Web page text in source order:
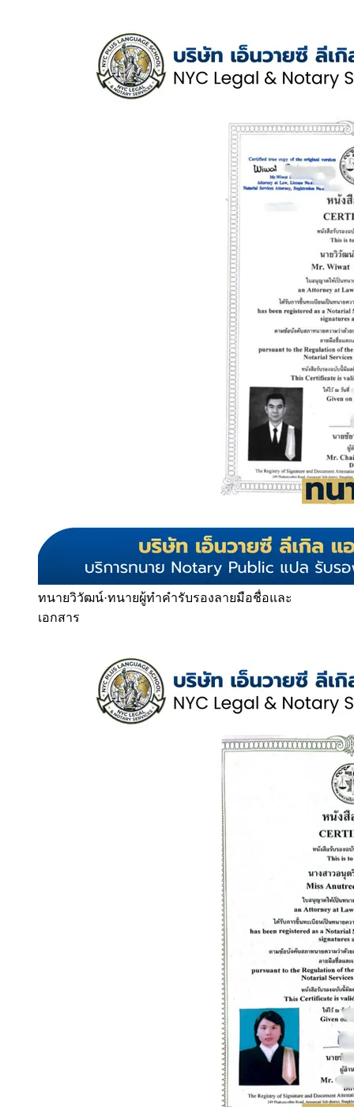
ทนายวิวัฒน์·ทนายผู้ทำคำรับรองลายมือชื่อและ
เอกสาร